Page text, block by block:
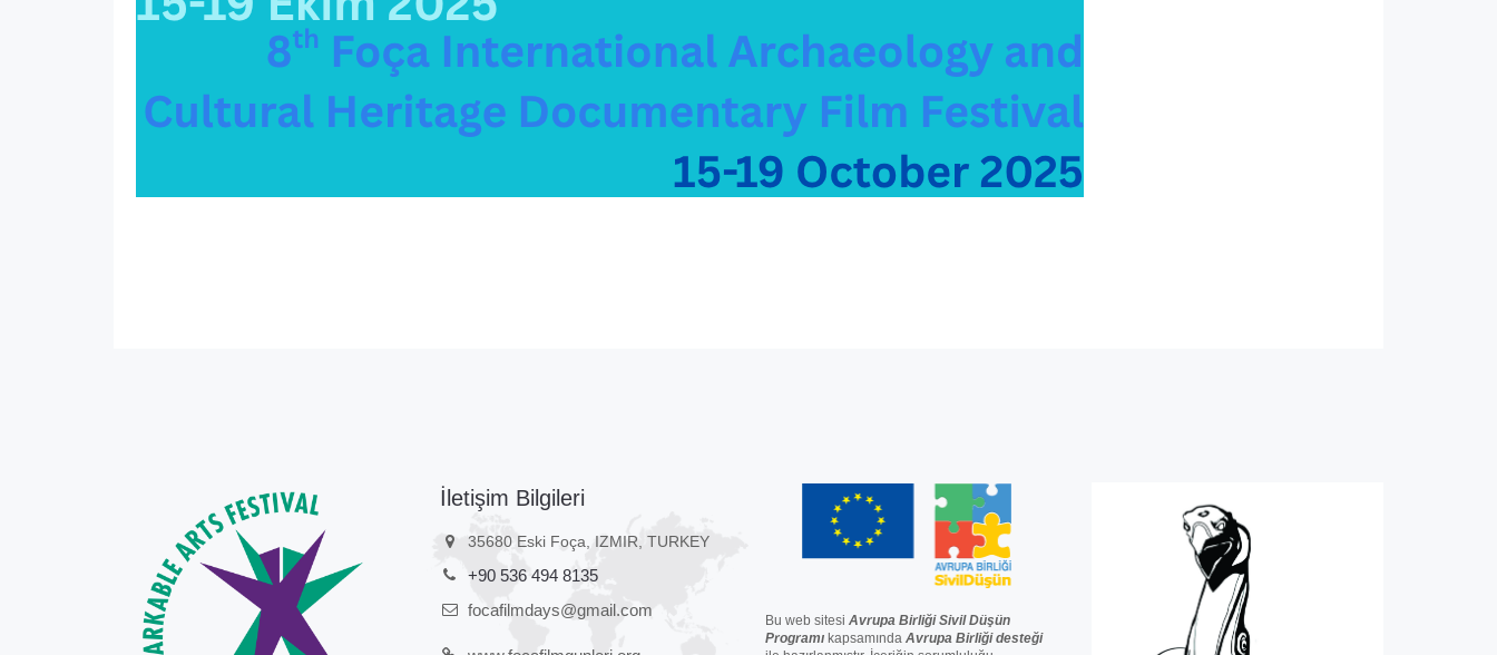
İletişim Bilgileri
35680 Eski Foça, IZMIR, TURKEY
+90 536 494 8135
focafilmdays@gmail.com
Bu web sitesi Avrupa Birliği Sivil Düşün
Programı kapsamında Avrupa Birliğidesteği